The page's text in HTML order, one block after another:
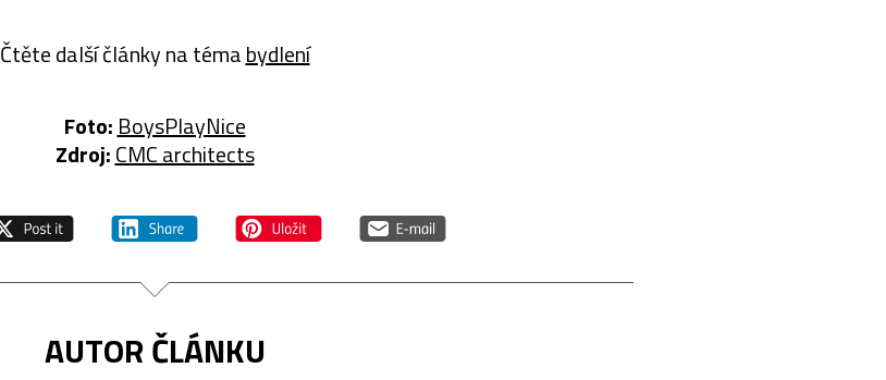
Čtěte další články na témabydlení
Foto: BoysPlayNice
Zdroj:CMC architects
AUTOR ČLÁNKU